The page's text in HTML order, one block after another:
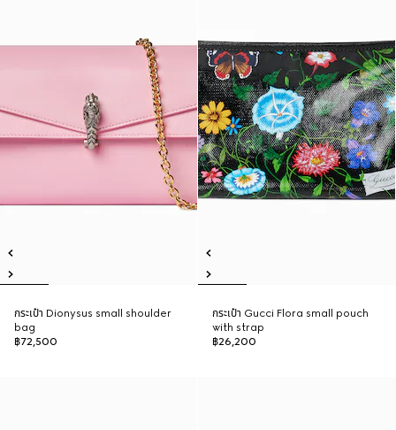
กระเป๋า Dionysus small shoulder
bag
฿72,500
กระเป๋า Gucci Flora small pouch
with strap
฿26,200